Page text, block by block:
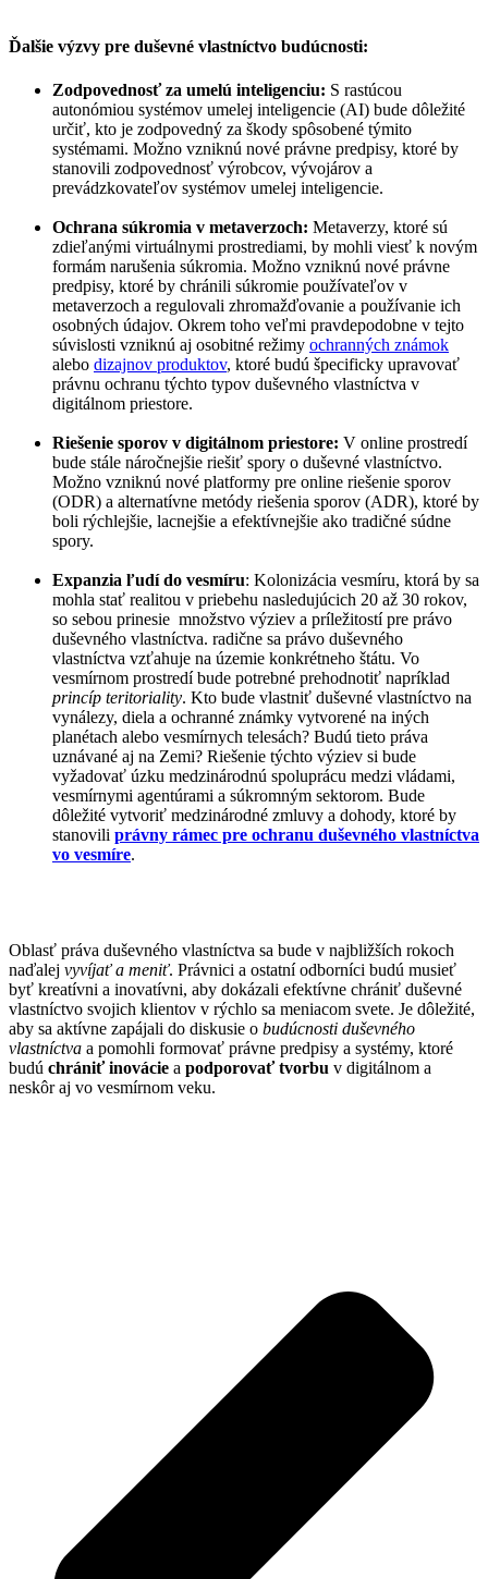
Ďalšie výzvy pre duševné vlastníctvo budúcnosti:
Zodpovednosť za umelú inteligenciu: S rastúcou
autonómiou systémov umelej inteligencie (AI) bude dôležité
určiť, kto je zodpovedný za škody spôsobené týmito
systémami. Možno vzniknú nové právne predpisy, ktoré by
stanovili zodpovednosť výrobcov, vývojárov a
prevádzkovateľov systémov umelej inteligencie.
Ochrana súkromia v metaverzoch: Metaverzy, ktoré sú
zdieľanými virtuálnymi prostrediami, by mohli viesť k novým
formám narušenia súkromia. Možno vzniknú nové právne
predpisy, ktoré by chránili súkromie používateľov v
metaverzoch a regulovali zhromažďovanie a používanie ich
osobných údajov. Okrem toho veľmi pravdepodobne v tejto
súvislosti vzniknú aj osobitné režimy ochranných známok
alebo dizajnov produktov, ktoré budú špecificky upravovať
právnu ochranu týchto typov duševného vlastníctva v
digitálnom priestore.
Riešenie sporov v digitálnom priestore: V online prostredí
bude stále náročnejšie riešiť spory o duševné vlastníctvo.
Možno vzniknú nové platformy pre online riešenie sporov
(ODR) a alternatívne metódy riešenia sporov (ADR), ktoré by
boli rýchlejšie, lacnejšie a efektívnejšie ako tradičné súdne
spory.
Expanzia ľudí do vesmíru: Kolonizácia vesmíru, ktorá by sa
mohla stať realitou v priebehu nasledujúcich 20 až 30 rokov,
so sebou prinesie množstvo výziev a príležitostí pre právo
duševného vlastníctva. radične sa právo duševného
vlastníctva vzťahuje na územie konkrétneho štátu. Vo
vesmírnom prostredí bude potrebné prehodnotiť napríklad
princíp teritoriality. Kto bude vlastniť duševné vlastníctvo na
vynálezy, diela a ochranné známky vytvorené na iných
planétach alebo vesmírnych telesách? Budú tieto práva
uznávané aj na Zemi? Riešenie týchto výziev si bude
vyžadovať úzku medzinárodnú spoluprácu medzi vládami,
vesmírnymi agentúrami a súkromným sektorom. Bude
dôležité vytvoriť medzinárodné zmluvy a dohody, ktoré by
stanovili právny rámec pre ochranu duševného vlastníctva
vo vesmíre.
Oblasť práva duševného vlastníctva sa bude v najbližších rokoch
naďalej vyvíjať a meniť. Právnici a ostatní odborníci budú musieť
byť kreatívni a inovatívni, aby dokázali efektívne chrániť duševné
vlastníctvo svojich klientov v rýchlo sa meniacom svete. Je dôležité,
aby sa aktívne zapájali do diskusie o budúcnosti duševného
vlastníctva a pomohli formovať právne predpisy a systémy, ktoré
budú chrániť inovácie a podporovať tvorbu v digitálnom a
neskôr aj vo vesmírnom veku.